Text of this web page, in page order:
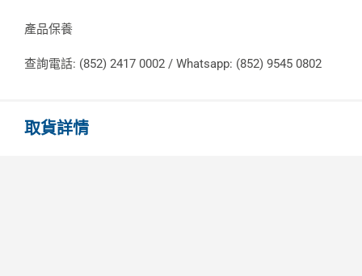
產品保養
查詢電話: (852) 2417 0002 / Whatsapp: (852) 9545 0802
取貨詳情